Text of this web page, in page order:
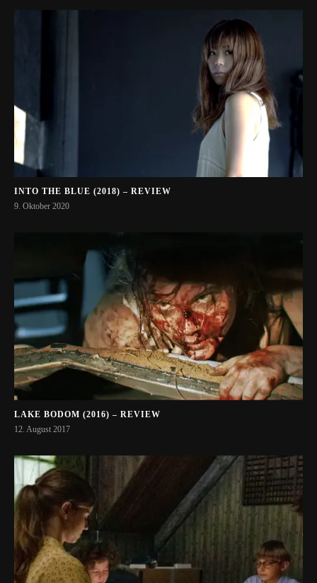
INTO THE BLUE (2018) – REVIEW
9. Oktober 2020
LAKE BODOM (2016) – REVIEW
12. August 2017